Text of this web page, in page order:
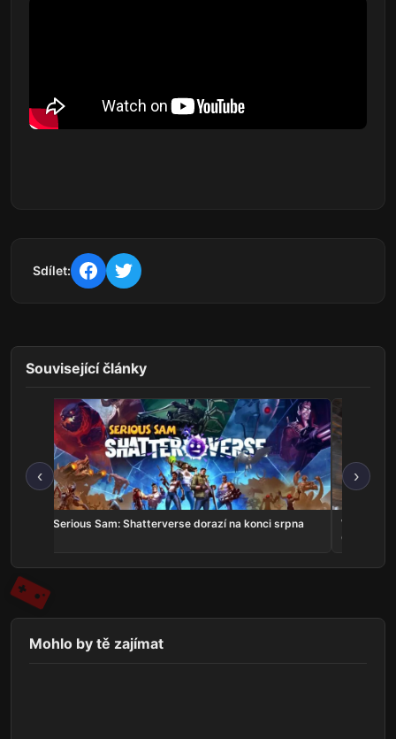
Sdílet:
Související články
‹
Serious Sam: Shatterverse dorazí na konci srpna
Online v
›
Mohlo by tě zajímat